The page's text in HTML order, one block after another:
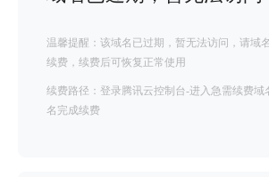
温馨提醒：该域名已过期，暂无法访问，请域
续费，续费后可恢复正常使用
续费路径：登录腾讯云控制台-进入急需续费域
名完成续费